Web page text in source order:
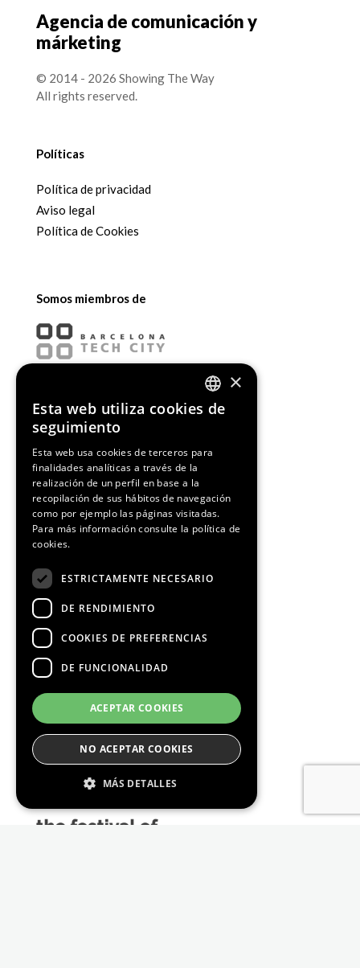
Agencia de comunicación y
márketing
© 2014 - 2026 Showing The Way
All rights reserved.
Políticas
Política de privacidad
Aviso legal
Política de Cookies
Somos miembros de
Media Partners
ENGLISH
×
Esta web utiliza cookies de
seguimiento
Esta web usa cookies de terceros para
finalidades analíticas a través de la
realización de un perfil en base a la
recopilación de sus hábitos de navegación
como por ejemplo las páginas visitadas.
Para más información consulte la política de
cookies.
ESTRICTAMENTE NECESARIO
DE RENDIMIENTO
COOKIES DE PREFERENCIAS
DE FUNCIONALIDAD
ACEPTAR COOKIES
NO ACEPTAR COOKIES
MÁS DETALLES